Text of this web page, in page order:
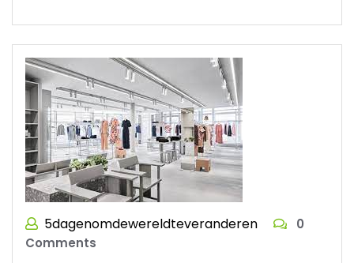
5dagenomdewereldteveranderen
0
Comments